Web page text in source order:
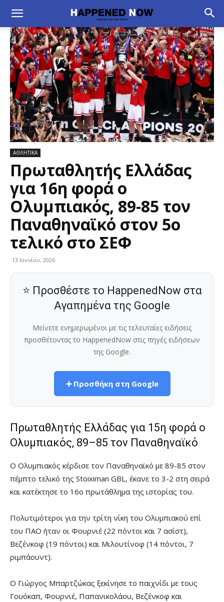
ΑΘΛΗΤΙΚΑ
Πρωταθλητής Ελλάδας
για 16η φορά ο
Ολυμπιακός, 89-85 τον
Παναθηναϊκό στον 5ο
τελικό στο ΣΕΦ
13 Ιουνίου, 2026
⭐ Προσθέστε το HappenedNow στα
Αγαπημένα της Google
Μείνετε ενημερωμένοι με τις τελευταίες ειδήσεις
προσθέτοντας το HappenedNow στις πηγές ειδήσεων
της Google.
➕ Προσθήκη στη Google
Πρωταθλητής Ελλάδας για 15η φορά ο
Ολυμπιακός, 89–85 τον Παναθηναϊκό
Ο Ολυμπιακός κέρδισε τον Παναθηναϊκό με 89-85 στον
πέμπτο τελικό της Stoiximan GBL, έκανε το 3-2 στη σειρά
και κατέκτησε το 16ο πρωτάθλημα της ιστορίας του.
Πολυτιμότεροι για την τρίτη νίκη του Ολυμπιακού επί
του ΠΑΟ ήταν οι Φουρνιέ (22 πόντοι και 7 ασίστ),
Βεζένκοφ (19 πόντοι) και Μιλουτίνοφ (14 πόντοι, 7
ριμπάουντ).
Ο Γιώργος Μπαρτζώκας ξεκίνησε το παιχνίδι με τους
Γουόκαπ, Φουρνιέ, Παπανικολάου, Βεζένκοφ και